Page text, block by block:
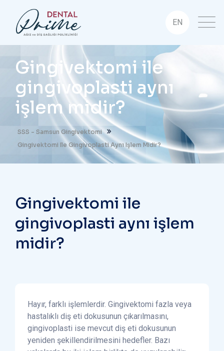
EN
Gingivektomi ile
gingivoplasti aynı
işlem midir?
SSS - Samsun Gingivektomi
Gingivektomi Ile Gingivoplasti Aynı Işlem Midir?
Gingivektomi ile
gingivoplasti aynı işlem
midir?
Hayır, farklı işlemlerdir. Gingivektomi fazla veya
hastalıklı diş eti dokusunun çıkarılmasını,
gingivoplasti ise mevcut diş eti dokusunun
yeniden şekillendirilmesini hedefler. Bazı